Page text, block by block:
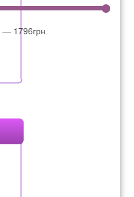
— 1796грн